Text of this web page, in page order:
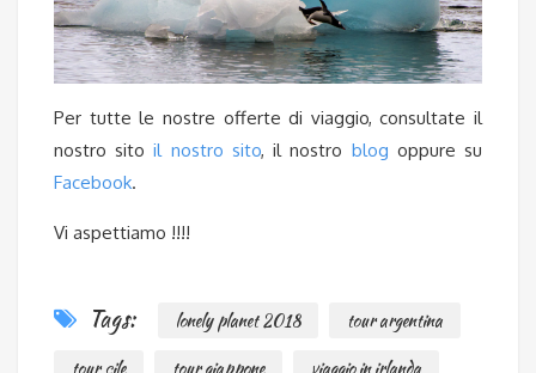
Per tutte le nostre offerte di viaggio, consultate il
nostro sitoil nostro sito, il nostro blog oppure su
Facebook.
Vi aspettiamo !!!!
Tags: lonely planet 2018
tour argentina
tour cile
tour giappone viaggio in irlanda